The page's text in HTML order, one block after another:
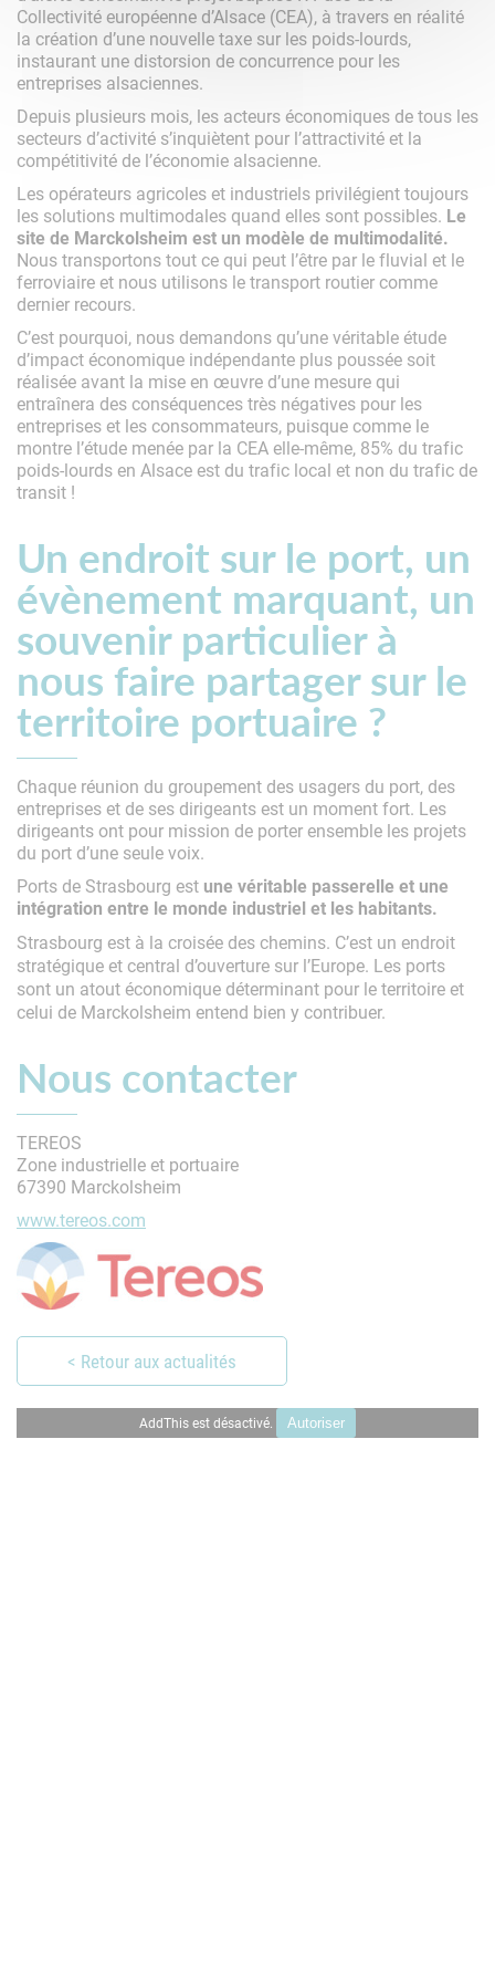
Collectivité européenne d’Alsace (CEA), à travers en réalité
la création d’une nouvelle taxe sur les poids-lourds,
instaurant une distorsion de concurrence pour les
entreprises alsaciennes.
Depuis plusieurs mois, les acteurs économiques de tous les
secteurs d’activité s’inquiètent pour l’attractivité et la
compétitivité de l’économie alsacienne.
Les opérateurs agricoles et industriels privilégient toujours
les solutions multimodales quand elles sont possibles. Le
site de Marckolsheim est un modèle de multimodalité.
Nous transportons tout ce qui peut l’être par le fluvial et le
ferroviaire et nous utilisons le transport routier comme
dernier recours.
C’est pourquoi, nous demandons qu’une véritable étude
d’impact économique indépendante plus poussée soit
réalisée avant la mise en œuvre d’une mesure qui
entraînera des conséquences très négatives pour les
entreprises et les consommateurs, puisque comme le
montre l’étude menée par la CEA elle-même, 85% du trafic
poids-lourds en Alsace est du trafic local et non du trafic de
transit !
Un endroit sur le port, un
évènement marquant, un
souvenir particulier à
nous faire partager sur le
territoire portuaire ?
Chaque réunion du groupement des usagers du port, des
entreprises et de ses dirigeants est un moment fort. Les
dirigeants ont pour mission de porter ensemble les projets
du port d’une seule voix.
Ports de Strasbourg est une véritable passerelle et une
intégration entre le monde industriel et les habitants.
Strasbourg est à la croisée des chemins. C’est un endroit
stratégique et central d’ouverture sur l’Europe. Les ports
sont un atout économique déterminant pour le territoire et
celui de Marckolsheim entend bien y contribuer.
Nous contacter
TEREOS
Zone industrielle et portuaire
67390 Marckolsheim
www.tereos.com
< Retour aux actualités
AddThis est désactivé. Autoriser